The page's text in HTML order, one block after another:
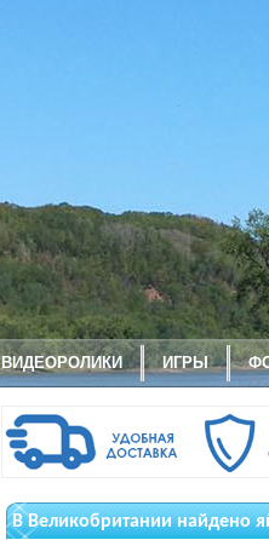
ВИДЕОРОЛИКИ ИГРЫ
В Великобритании найдено